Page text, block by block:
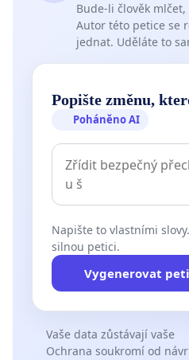
Bude-li člověk
Autor této petice se
jednat. Uděláte to
Popište změnu,
Poháněno AI
Napište to vlastními
silnou petici.
Vygenerovat
Vaše data zůstávají vaše
Ochrana soukromí od